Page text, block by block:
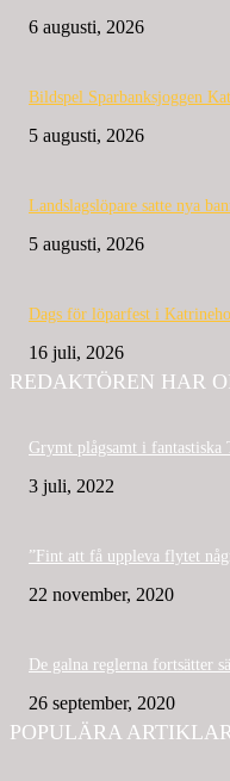
6 augusti, 2026
Bildspel Sparbanksjoggen
5 augusti, 2026
Landslagslöpare satte nya
5 augusti, 2026
Dags för löparfest i
16 juli, 2026
REDAKTÖREN HAR
Grymt plågsamt i fantastiska
3 juli, 2022
”Fint att få uppleva flytet
22 november, 2020
De galna reglerna fortsätter
26 september, 2020
POPULÄRA